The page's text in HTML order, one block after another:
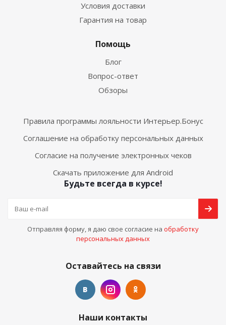
Условия доставки
Гарантия на товар
Помощь
Блог
Вопрос-ответ
Обзоры
Правила программы лояльности Интерьер.Бонус
Соглашение на обработку персональных данных
Согласие на получение электронных чеков
Скачать приложение для Android
Будьте всегда в курсе!
Отправляя форму, я даю свое согласие на обработку
персональных данных
Оставайтесь на связи
Наши контакты